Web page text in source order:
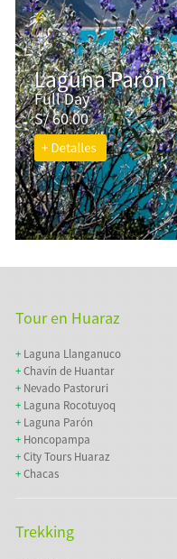
Laguna Parón
Full Day
S/ 60.00
Tour en Huaraz
+ Laguna Llanganuco
+Chavín de Huantar
+ Nevado Pastoruri
+ Laguna Rocotuyoq
+ Laguna Parón
+ Honcopampa
+City Tours Huaraz
+Chacas
Trekking